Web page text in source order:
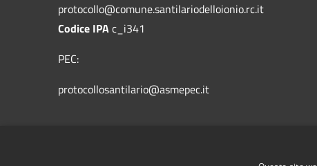
protocollo@comune.santilariodelloionio.rc.it
Codice IPAc_i341
PEC:
protocollosantilario@asmepec.it